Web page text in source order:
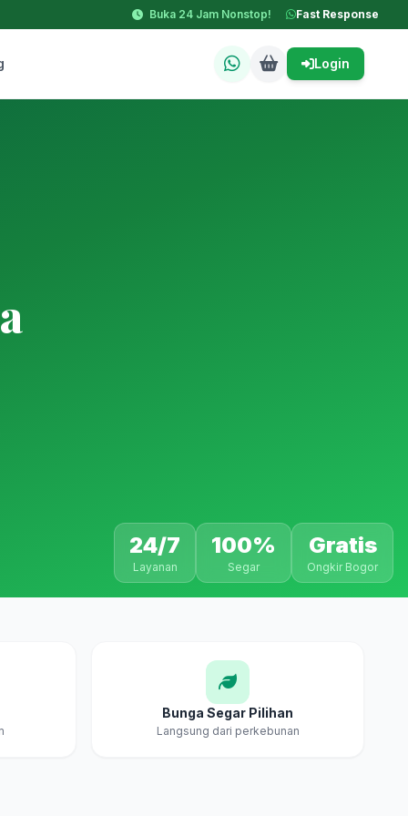
Buka 24 Jam Nonstop! Fast Response
Login
24/7
Layanan
100%
Segar
Gratis
Ongkir Bogor
Bunga Segar Pilihan
Langsung dari perkebunan